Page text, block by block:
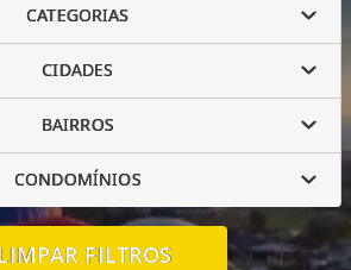
CATEGORIAS
CIDADES
BAIRROS
CONDOMÍNIOS
FILTROS